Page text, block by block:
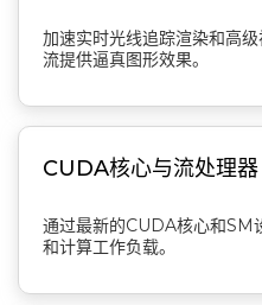
加速实时光线追踪渲染和高
流提供逼真图形效果。
CUDA核心与流处理器
通过最新的CUDA核心和SM
和计算工作负载。